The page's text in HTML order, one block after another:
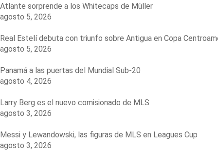
Atlante sorprende a los Whitecaps de Müller
agosto 5, 2026
Real Estelí debuta con triunfo sobre Antigua en Copa
agosto 5, 2026
Panamá a las puertas del Mundial Sub-20
agosto 4, 2026
Larry Berg es el nuevo comisionado de MLS
agosto 3, 2026
Messi y Lewandowski, las figuras de MLS en Leagues Cup
agosto 3, 2026